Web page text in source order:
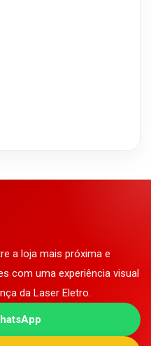
a loja mais próxima e
com uma experiência visual
da Laser Eletro.